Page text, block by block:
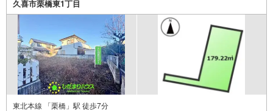
久喜市栗橋東1丁目
東北本線 「栗橋」駅 徒歩7分